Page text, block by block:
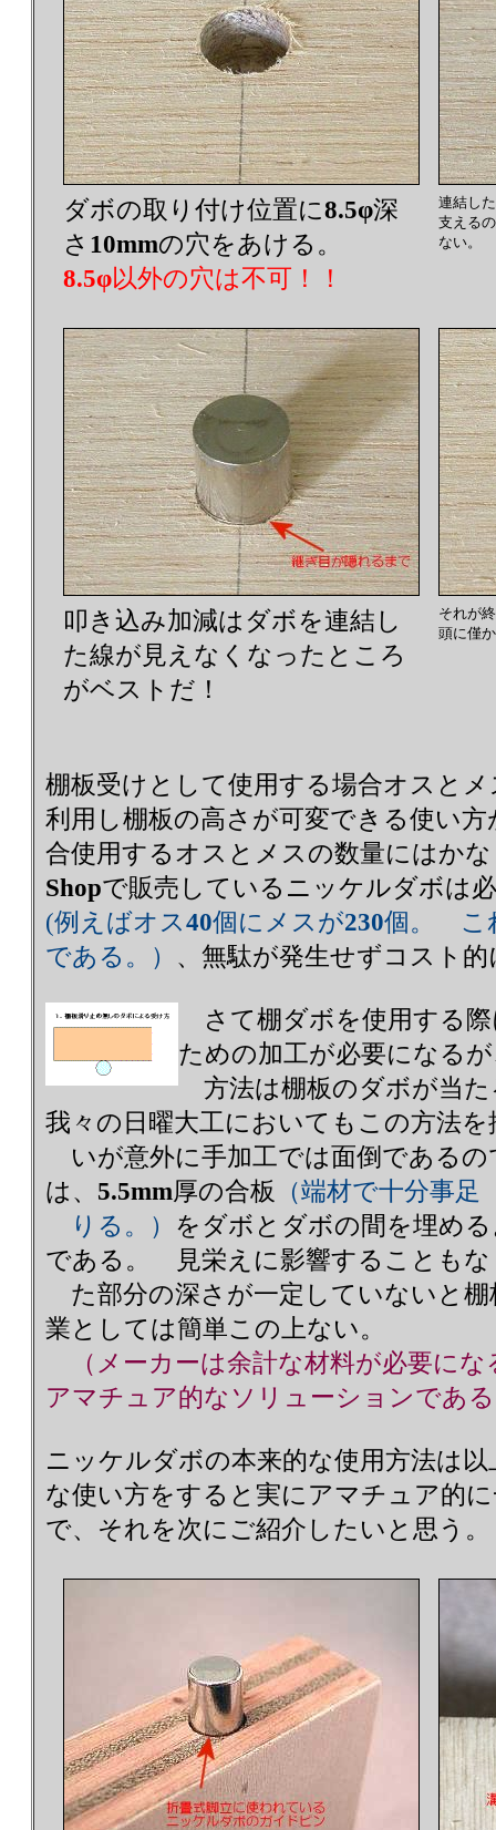
ダボの取り付け位置に8.5φ深
さ 10mmの穴をあける。
8.5φ以外の穴は不可！！
連結し
支える
ない。
叩き込み加減はダボを連結し
た線が見えなくなったところ
がベストだ！
それが
頭に僅
棚板受けとして使用する場合オスと
利用し棚板の高さが可変できる使い
合使用するオスとメスの数量にはか
Shopで販売しているニッケルダボは
(例えばオス40個にメスが230個。 こ
である。） 、無駄が発生せずコスト
さて棚ダボを使用する
ための加工が必要になる
方法は棚板のダボが当
我々の日曜大工においてもこの方法
いが意外に手加工では面倒である
は、 5.5mm厚の合板
（端材で十分事足
りる。） をダボとダボの間を埋め
である。 見栄えに影響することもな
た部分の深さが一定していないと
業としては簡単この上ない。
（メーカーは余計な材料が必要に
アマチュア的なソリューションであ
ニッケルダボの本来的な使用方法は
な使い方をすると実にアマチュア的
で、それを次にご紹介したいと思う。